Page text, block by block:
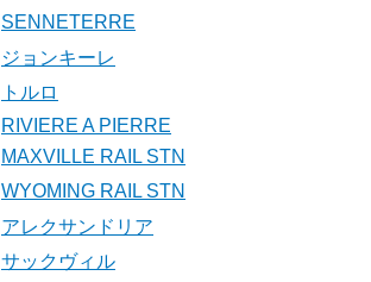
SENNETERRE
ジョンキーレ
トルロ
RIVIERE A PIERRE
MAXVILLE RAIL STN
WYOMING RAIL STN
アレクサンドリア
サックヴィル